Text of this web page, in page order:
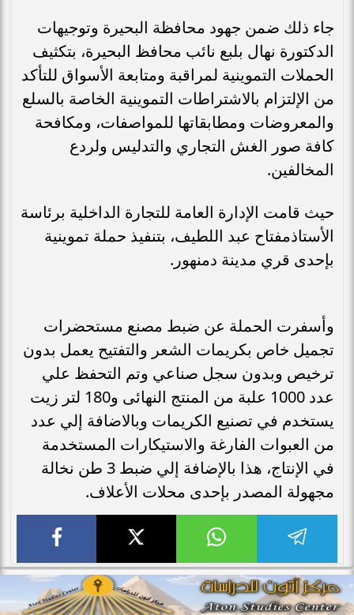
جاء ذلك ضمن جهود محافظة البحيرة وتوجيهات
الدكتورة نهال بلبع نائب محافظ البحيرة، بتكثيف
الحملات التموينية لمراقبة ومتابعة الأسواق للتأكد
من الإلتزام بالاشتراطات التموينية الخاصة بالسلع
والمعروضات ومطابقاتها للمواصفات، ومكافحة
كافة صور الغش التجاري والتدليس ولردع
المخالفين.
حيث قامت الإدارة العامة للتجارة الداخلية برئاسة
الأستاذمفتاح عبد اللطيف، بتنفيذ حملة تموينية
بإحدى قري مدينة دمنهور.
وأسفرت الحملة عن ضبط مصنع مستحضرات
تجميل خاص بكريمات الشعر والتفتيح يعمل بدون
ترخيص وبدون سجل صناعي وتم التحفظ علي
عدد 1000 علبة من المنتج النهائى و180 لتر زيت
يستخدم في تصنيع الكريمات وبالاضافة إلي عدد
من العبوات الفارغة والاستيكارات المستخدمة
في الإنتاج، هذا بالإضافة إلي ضبط 3 طن نخالة
مجهولة المصدر بإحدى محلات الأعلاف.